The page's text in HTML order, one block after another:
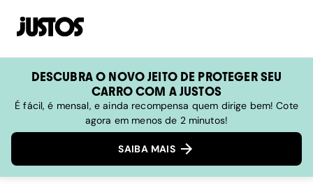
DESCUBRA O NOVO JEITO DE PROTEGER SEU
CARRO COM A JUSTOS
É fácil, é mensal, e ainda recompensa quem dirige bem! Cote
agora em menos de 2 minutos!
SAIBA MAIS